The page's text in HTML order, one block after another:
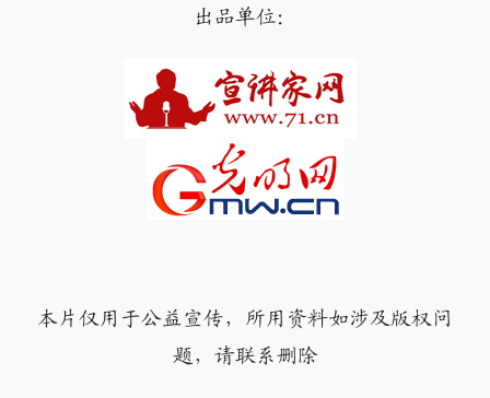
出品单位：
本片仅用于公益宣传，所用资料如涉及版权问
题，请联系删除